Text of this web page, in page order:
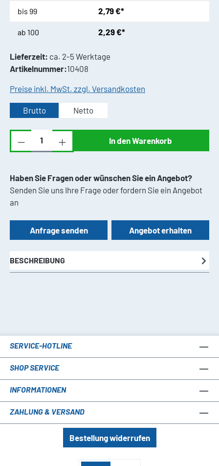
bis 99 2,79 €*
ab 100 2,29 €*
Lieferzeit: ca. 2-5 Werktage
Artikelnummer:10408
Preise inkl. MwSt. zzgl. Versandkosten
Brutto Netto
Produkt Anzahl: Gib den gewünschten
In den Warenkorb
Haben Sie Fragen oder wünschen Sie ein Angebot?
Senden Sie uns Ihre Frage oder fordern Sie ein Angebot
an
Anfrage senden Angebot erhalten
BESCHREIBUNG
SERVICE-HOTLINE
SHOP SERVICE
INFORMATIONEN
ZAHLUNG & VERSAND
Bestellung widerrufen